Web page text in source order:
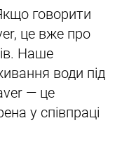
говорити
це вже про
Наше
води під
— це
у співпраці